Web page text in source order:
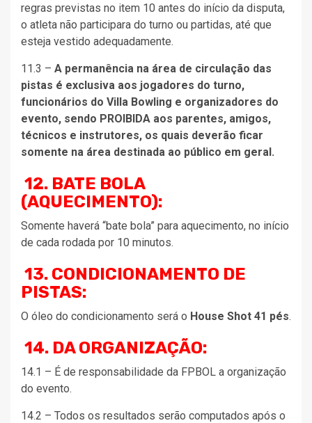
regras previstas no item 10 antes do início da disputa,
o atleta não participara do turno ou partidas, até que
esteja vestido adequadamente.
11.3 – A permanência na área de circulação das
pistas é exclusiva aos jogadores do turno,
funcionários do Villa Bowling e organizadores do
evento, sendo PROIBIDA aos parentes, amigos,
técnicos e instrutores, os quais deverão ficar
somente na área destinada ao público em geral.
12. BATE BOLA
(AQUECIMENTO):
Somente haverá “bate bola” para aquecimento, no início
de cada rodada por 10 minutos.
13. CONDICIONAMENTO DE
PISTAS:
O óleo do condicionamento será o House Shot 41 pés.
14. DA ORGANIZAÇÃO:
14.1 – É de responsabilidade da FPBOL a organização
do evento.
14.2 – Todos os resultados serão computados após o